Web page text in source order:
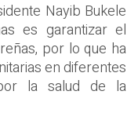
Nayib Bukele
es garantizar el
por lo que ha
en diferentes
la salud de la